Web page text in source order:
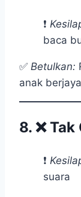
❗
baca
✅ Betulkan:
anak
8. ❌Tak
❗
suara